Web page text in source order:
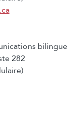
bilingue
282